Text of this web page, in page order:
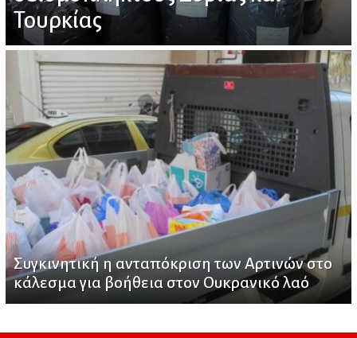
Τουρκίας
Συγκινητική η ανταπόκριση των Αρτινών στο
κάλεσμα για βοήθεια στον Ουκρανικό λαό